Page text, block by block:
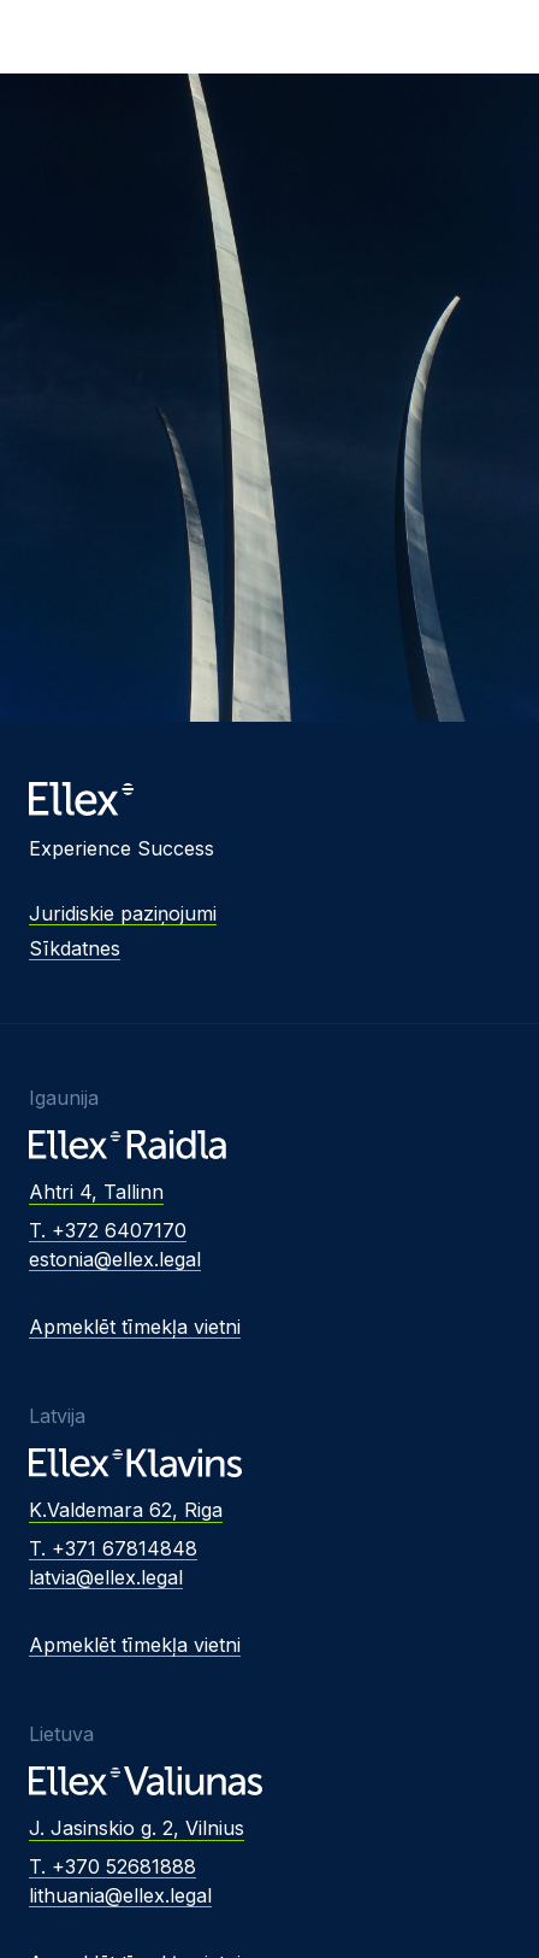
Experience Success
Juridiskie paziņojumi
Sīkdatnes
Igaunija
Ahtri 4, Tallinn
T. +372 6407170
estonia@ellex.legal
Apmeklēt tīmekļa vietni
Latvija
K.Valdemara 62, Riga
T. +371 67814848
latvia@ellex.legal
Apmeklēt tīmekļa vietni
Lietuva
J. Jasinskio g. 2, Vilnius
T. +370 52681888
lithuania@ellex.legal